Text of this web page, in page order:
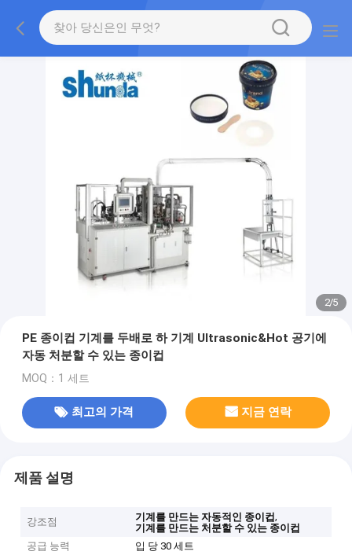
2/5
PE 종이컵 기계를 두배로 하 기계 Ultrasonic&Hot 공기에
자동 처분할 수 있는 종이컵
MOQ：1 세트
최고의 가격 지금 연락
제품 설명
강조점 기계를 만드는 자동적인 종이컵,
기계를 만드는 처분할 수 있는 종이컵
공급 능력
입 당 30 세트